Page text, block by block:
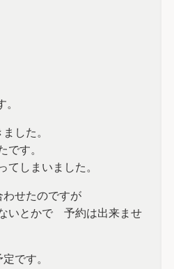
した。
す。
てしまいました。
せたのですが
いとかで 予約は出来ませ
です。